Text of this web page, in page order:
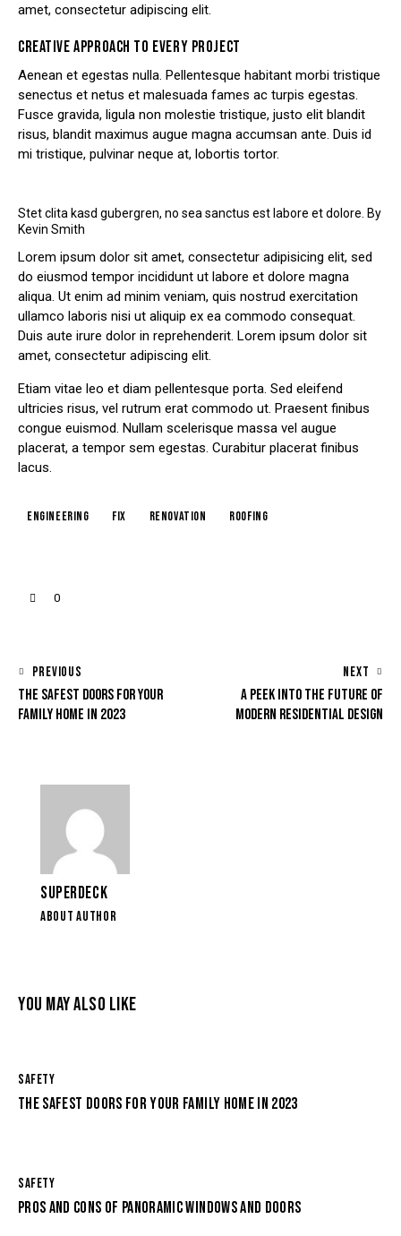
amet, consectetur adipiscing elit.
CREATIVE APPROACH TO EVERY PROJECT
Aenean et egestas nulla. Pellentesque habitant morbi tristique
senectus et netus et malesuada fames ac turpis egestas.
Fusce gravida, ligula non molestie tristique, justo elit blandit
risus, blandit maximus augue magna accumsan ante. Duis id
mi tristique, pulvinar neque at, lobortis tortor.
Stet clita kasd gubergren, no sea sanctus est labore et dolore. By
Kevin Smith
Lorem ipsum dolor sit amet, consectetur adipisicing elit, sed
do eiusmod tempor incididunt ut labore et dolore magna
aliqua. Ut enim ad minim veniam, quis nostrud exercitation
ullamco laboris nisi ut aliquip ex ea commodo consequat.
Duis aute irure dolor in reprehenderit. Lorem ipsum dolor sit
amet, consectetur adipiscing elit.
Etiam vitae leo et diam pellentesque porta. Sed eleifend
ultricies risus, vel rutrum erat commodo ut. Praesent finibus
congue euismod. Nullam scelerisque massa vel augue
placerat, a tempor sem egestas. Curabitur placerat finibus
lacus.
engineering fix renovation roofing
0
PREVIOUS
THE SAFEST DOORS FOR YOUR
FAMILY HOME IN 2023
NEXT
A PEEK INTO THE FUTURE OF
MODERN RESIDENTIAL DESIGN
SUPERDECK
ABOUT AUTHOR
YOU MAY ALSO LIKE
SAFETY
THE SAFEST DOORS FOR YOUR FAMILY HOME IN 2023
SAFETY
PROS AND CONS OF PANORAMIC WINDOWS AND DOORS